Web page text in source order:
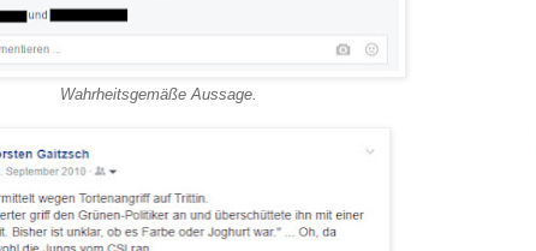
Wahrheitsgemäße Aussage.